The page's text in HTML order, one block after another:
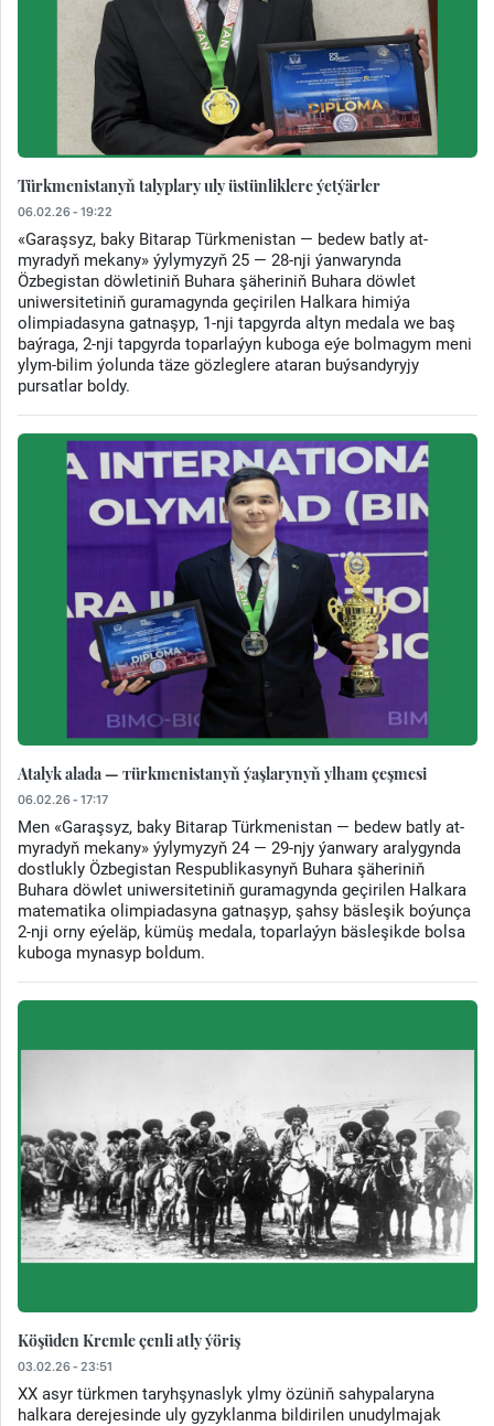
Türkmenistanyň talyplary uly üstünliklere ýetýärler
06.02.26 - 19:22
«Garaşsyz, baky Bitarap Türkmenistan — bedew batly at-
myradyň mekany» ýylymyzyň 25 — 28-nji ýanwarynda
Özbegistan döwletiniň Buhara şäheriniň Buhara döwlet
uniwersitetiniň guramagynda geçirilen Halkara himiýa
olimpiadasyna gatnaşyp, 1-nji tapgyrda altyn medala we baş
baýraga, 2-nji tapgyrda toparlaýyn kuboga eýe bolmagym meni
ylym-bilim ýolunda täze gözleglere ataran buýsandyryjy
pursatlar boldy.
Atalyk alada — тürkmenistanyň ýaşlarynyň ylham çeşmesi
06.02.26 - 17:17
Men «Garaşsyz, baky Bitarap Türkmenistan — bedew batly at-
myradyň mekany» ýylymyzyň 24 — 29-njy ýanwary aralygynda
dostlukly Özbegistan Respublikasynyň Buhara şäheriniň
Buhara döwlet uniwersitetiniň guramagynda geçirilen Halkara
matematika olimpiadasyna gatnaşyp, şahsy bäsleşik boýunça
2-nji orny eýeläp, kümüş medala, toparlaýyn bäsleşikde bolsa
kuboga mynasyp boldum.
Köşüden Kremle çenli atly ýöriş
03.02.26 - 23:51
XX asyr türkmen taryhşynaslyk ylmy özüniň sahypalaryna
halkara derejesinde uly gyzyklanma bildirilen unudylmajak